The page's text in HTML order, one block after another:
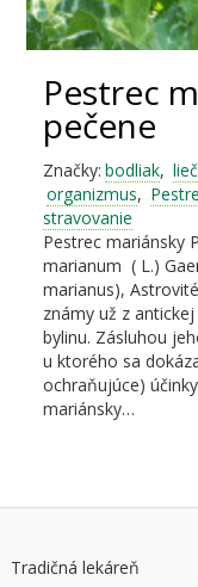
Pestrec
pečene
Značky: bodliak,
organizmus,
stravovanie
Pestrec mariánsky
marianum ( L.)
marianus),
známy už z
bylinu. Zásluhou
u ktorého sa
ochraňujúce)
mariánsky…
Tradičná lekáreň